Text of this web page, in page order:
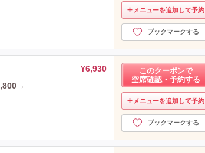
メニューを追加して予約
ブックマークする
¥6,930
このクーポンで
空席確認・予約する
メニューを追加して予約
ブックマークする